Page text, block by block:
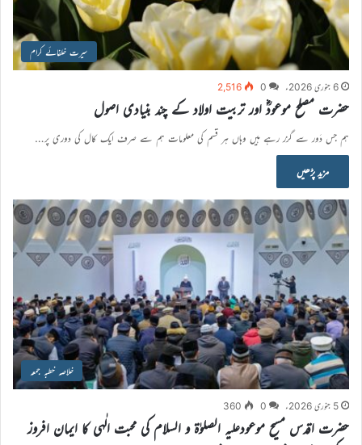
سیرت خلفائے کرام
6 جنوری 2026ء 0
2,516
حضرت مصلح موعودؓ اور تربیت اولاد کے چند بنیادی اصول
ہم جس دَور سے گزر رہے ہیں وہاں ہر قسم کی معلومات ہم سے صرف ایک کال کی دوری پر…
مزید پڑھیں
خلاصہ خطبہ جمعہ
5 جنوری 2026ء 0
360
حضرت اقدس مسیح موعودعلیہ الصلوٰۃ و السلام کی محبت الٰہی کا ایمان افروز